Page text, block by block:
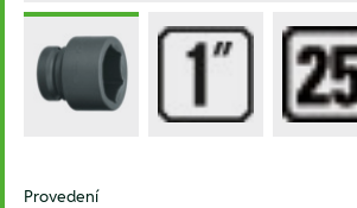
Provedení